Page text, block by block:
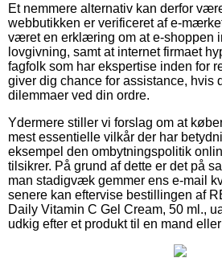
Et nemmere alternativ kan derfor
webbutikken er verificeret af e-
været en erklæring om at e-shoppen
lovgivning, samt at internet firmaet
fagfolk som har ekspertise inden for
giver dig chance for assistance, hvis
dilemmaer ved din ordre.
Ydermere stiller vi forslag om at
mest essentielle vilkår der har
eksempel den ombytningspolitik
tilsikrer. På grund af dette er det på
man stadigvæk gemmer ens e-mail
senere kan eftervise bestillingen af
Daily Vitamin C Gel Cream, 50 ml.,
udkig efter et produkt til en mand